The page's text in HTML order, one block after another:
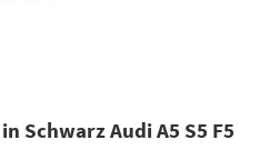
Schwarz Audi A5 S5 F5